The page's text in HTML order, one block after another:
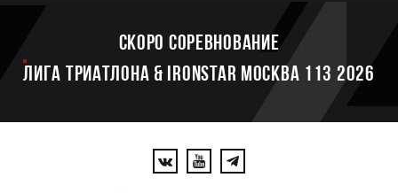
Скоро соревнование
ЛИГА ТРИАТЛОНА & IRONSTAR МОСКВА 113 2026